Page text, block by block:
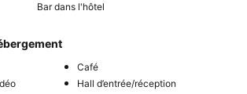
Bar dans l'hôtel
Café
Hall d’entrée/réception